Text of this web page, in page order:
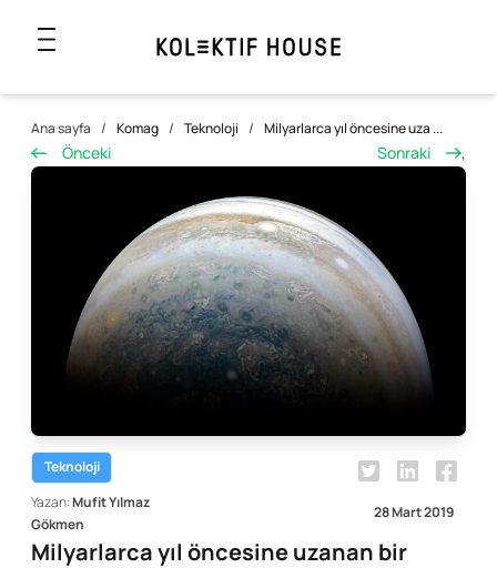
Ana sayfa / Komag / Teknoloji / Milyarlarca yıl öncesine uza ...
Önceki Sonraki ,
Teknoloji
Yazan:Mufit Yılmaz
Gökmen
28 Mart 2019
Milyarlarca yıl öncesine uzanan bir